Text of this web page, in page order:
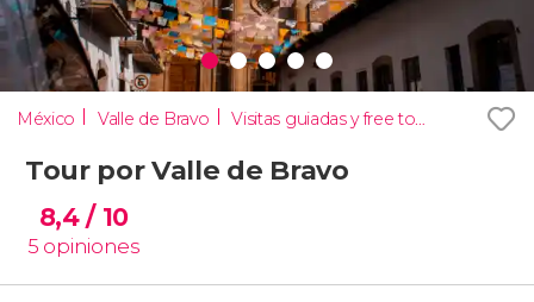
México Valle de Bravo Visitas guiadas y free tours
Tour por Valle de Bravo
8,4/ 10
5 opiniones